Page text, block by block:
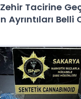
Tacirine
Ayrıntıları Belli